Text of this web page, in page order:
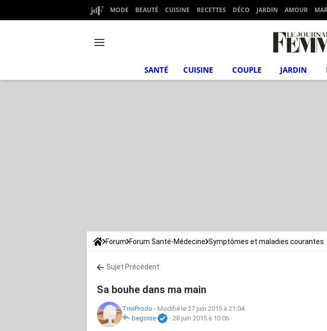
MODE BEAUTÉ CUISINE RECETTES DÉCO JARDIN AMOUR
SANTÉ CUISINE COUPLE JARDIN
Forum Forum Santé-Médecine Symptômes et maladies courantes
Sujet Précédent
Sa bouhe dans ma main
TriviProdo - Modifié le 27 juin 2015 à 21:04
begonie
- 28 juin 2015 à 10:06